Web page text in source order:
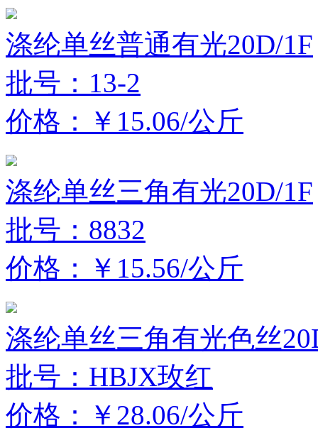
涤纶单丝普通有光20D/1F
批号：13-2
价格：￥15.06/公斤
涤纶单丝三角有光20D/1F
批号：8832
价格：￥15.56/公斤
涤纶单丝三角有光色丝
批号：HBJX玫红
价格：￥28.06/公斤